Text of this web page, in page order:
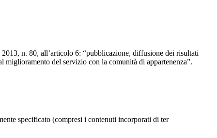
n. 80, all’articolo 6: “pubblicazione, diffusione dei risultati
del servizio con la comunità di appartenenza”.
specificato (compresi i contenuti incorporati di ter